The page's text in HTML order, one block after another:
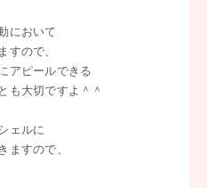
において
すので、
アピールできる
も大切ですよ＾＾
ェルに
ますので、